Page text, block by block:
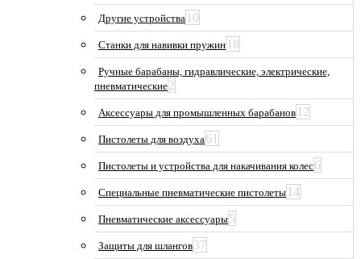
Другие устройства 10
Станки для навивки пружин 18
Ручные барабаны, гидравлические, электрические,
пневматические2
Аксессуары для промышленных барабанов 12
Пистолеты для воздуха61
Пистолеты и устройства для накачивания колес6
Специальные пневматические пистолеты 14
Пневматические аксессуары5
Защиты для шлангов37